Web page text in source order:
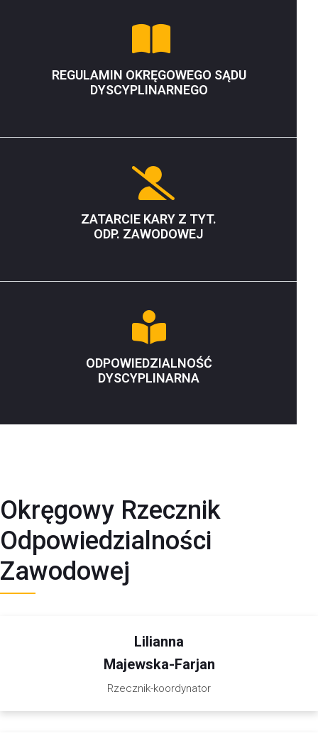
REGULAMIN OKRĘGOWEGO SĄDU
DYSCYPLINARNEGO
ZATARCIE KARY Z TYT.
ODP. ZAWODOWEJ
ODPOWIEDZIALNOŚĆ
DYSCYPLINARNA
Okręgowy Rzecznik
Odpowiedzialności
Zawodowej
Lilianna
Majewska-Farjan
Rzecznik-koordynator